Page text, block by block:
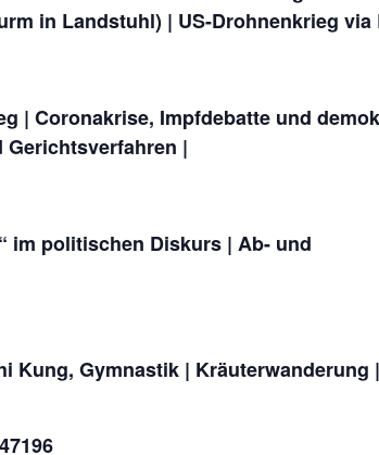
in Landstuhl) | US-Drohnenkrieg via
| Coronakrise, Impfdebatte und
|
im politischen Diskurs | Ab- und
Kung, Gymnastik | Kräuterwanderung